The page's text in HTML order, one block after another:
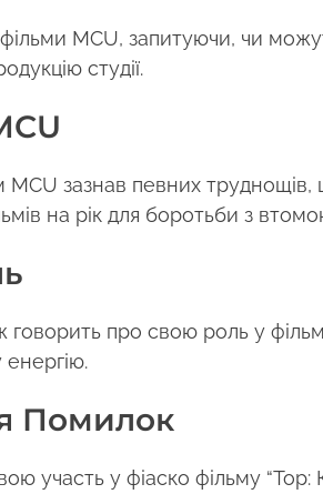
MCU, запитуючи, чи
студії.
зазнав певних труднощів,
на рік для боротьби з
про свою роль у
Помилок
участь у фіаско фільму